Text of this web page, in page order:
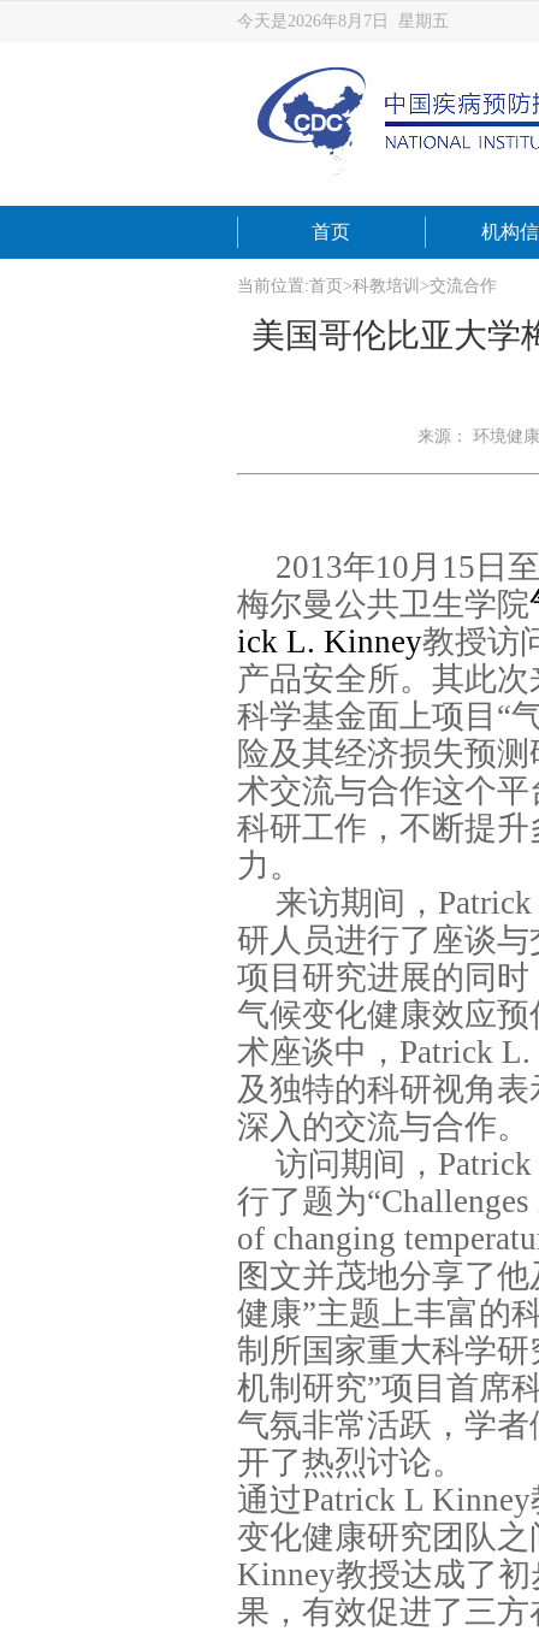
今天是2026年8月7日 星期五
首页 机构
当前位置:首页 >科教培训 >交流合作
美国哥伦比亚大学
来源： 环境健
2013年10月15日
梅尔曼公共卫生学院
ick L. Kinney教授访
产品安全所。其此
科学基金面上项目“
险及其经济损失预
术交流与合作这个
科研工作，不断提
力。
来访期间，
研人员进行了座谈
项目研究进展的同
气候变化健康效应
术座谈中，Patrick
及独特的科研视角
深入的交流与合作。
访问期间，
行了题为
of changing
图文并茂地分享了
健康”主题上丰富的
制所国家重大科学
机制研究”项目首席
气氛非常活跃，学
开了热烈讨论。
通过Patrick L
变化健康研究团队
Kinney教授达成了
果，有效促进了三